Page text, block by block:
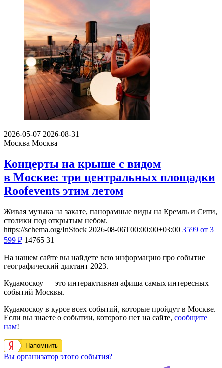
2026-05-07 2026-08-31
Москва Москва
Концерты на крыше с видом
в Москве: три центральных площадки
Roofevents этим летом
Живая музыка на закате, панорамные виды на Кремль и Сити,
столики под открытым небом.
https://schema.org/InStock 2026-08-06T00:00:00+03:00 3599 от 3
599 ₽ 14765 31
На нашем сайте вы найдете всю информацию про событие
географический диктант 2023.
Кудамоскоу — это интерактивная афиша самых интересных
событий Москвы.
Кудамоскоу в курсе всех событий, которые пройдут в Москве.
Если вы знаете о событии, которого нет на сайте, сообщите
нам!
Напомнить
Вы организатор этого события?